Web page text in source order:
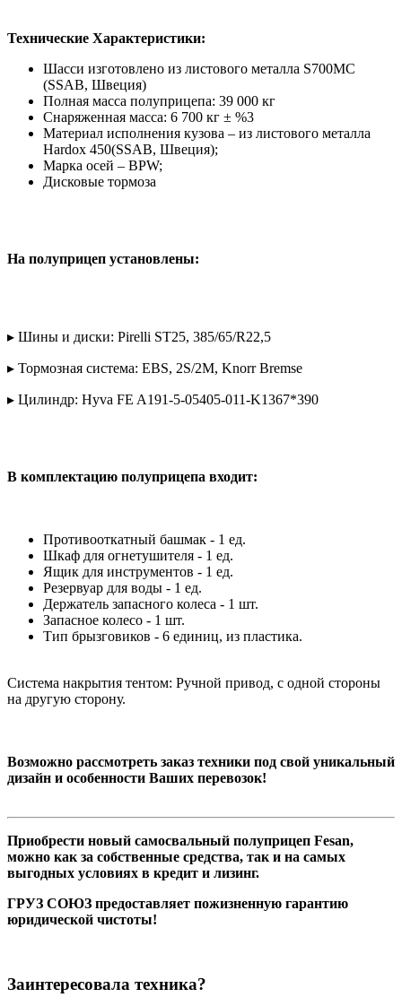
Технические Характеристики:
Шасси изготовлено из листового металла S700MC
(SSAB, Швеция)
Полная масса полуприцепа: 39 000 кг
Снаряженная масса: 6 700 кг ± %3
Материал исполнения кузова – из листового металла
Hardox 450(SSAB, Швеция);
Марка осей – BPW;
Дисковые тормоза
На полуприцеп установлены:
▸ Шины и диски: Pirelli ST25, 385/65/R22,5
▸ Тормозная система: EBS, 2S/2M, Knorr Bremse
▸ Цилиндр: Hyva FE A191-5-05405-011-K1367*390
В комплектацию полуприцепа входит:
Противооткатный башмак - 1 ед.
Шкаф для огнетушителя - 1 ед.
Ящик для инструментов - 1 ед.
Резервуар для воды - 1 ед.
Держатель запасного колеса - 1 шт.
Запасное колесо - 1 шт.
Тип брызговиков - 6 единиц, из пластика.
Система накрытия тентом: Ручной привод, с одной стороны
на другую сторону.
Возможно рассмотреть заказ техники под свой уникальный
дизайн и особенности Ваших перевозок!
Приобрести новый самосвальный полуприцеп Fesan,
можно как за собственные средства, так и на самых
выгодных условиях в кредит и лизинг.
ГРУЗ СОЮЗ предоставляет пожизненную гарантию
юридической чистоты!
Заинтересовала техника?